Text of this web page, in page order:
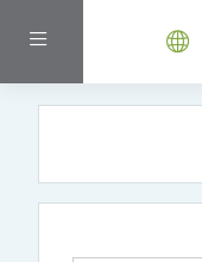
Painel lateral